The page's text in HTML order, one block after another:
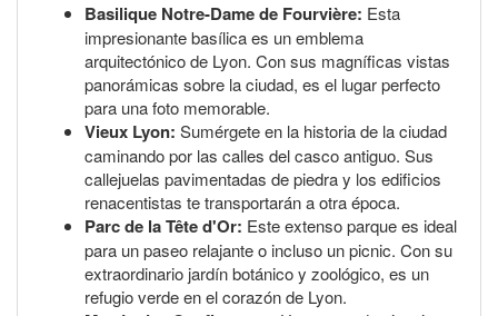
Basilique Notre-Dame de Fourvière: Esta
impresionante basílica es un emblema
arquitectónico de Lyon. Con sus magníficas vistas
panorámicas sobre la ciudad, es el lugar perfecto
para una foto memorable.
Vieux Lyon: Sumérgete en la historia de la ciudad
caminando por las calles del casco antiguo. Sus
callejuelas pavimentadas de piedra y los edificios
renacentistas te transportarán a otra época.
Parc de la Tête d'Or: Este extenso parque es ideal
para un paseo relajante o incluso un picnic. Con su
extraordinario jardín botánico y zoológico, es un
refugio verde en el corazón de Lyon.